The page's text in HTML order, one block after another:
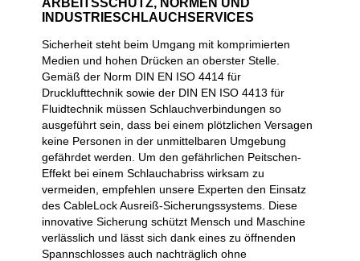
ARBEITSSCHUTZ, NORMEN UND
INDUSTRIESCHLAUCHSERVICES
Sicherheit steht beim Umgang mit komprimierten
Medien und hohen Drücken an oberster Stelle.
Gemäß der Norm DIN EN ISO 4414 für
Drucklufttechnik sowie der DIN EN ISO 4413 für
Fluidtechnik müssen Schlauchverbindungen so
ausgeführt sein, dass bei einem plötzlichen Versagen
keine Personen in der unmittelbaren Umgebung
gefährdet werden. Um den gefährlichen Peitschen-
Effekt bei einem Schlauchabriss wirksam zu
vermeiden, empfehlen unsere Experten den Einsatz
des CableLock Ausreiß-Sicherungssystems. Diese
innovative Sicherung schützt Mensch und Maschine
verlässlich und lässt sich dank eines zu öffnenden
Spannschlosses auch nachträglich ohne